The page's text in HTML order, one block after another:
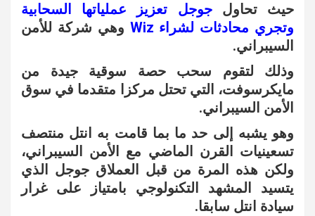
حيث تحاولجوجل تعزيز عملياتها السحابية
وتجري محادثات لشراء Wiz
وهي شركة للأمن
السيبراني.
وذلك لتقوم سحب حصة سوقية جيدة من
مايكرسوفت، التي تحتل مركزا متقدما في سوق
الأمن السيبراني.
وهو يشبه إلى حد ما بما قامت به انتل منتصف
تسعينيات القرن الماضي مع الأمن السيبراني،
ولكن هذه المرة من قبل العملاق جوجل الذي
يتسيد المشهد التكنولوجي بامتياز على غرار
سيادة انتل سابقا.